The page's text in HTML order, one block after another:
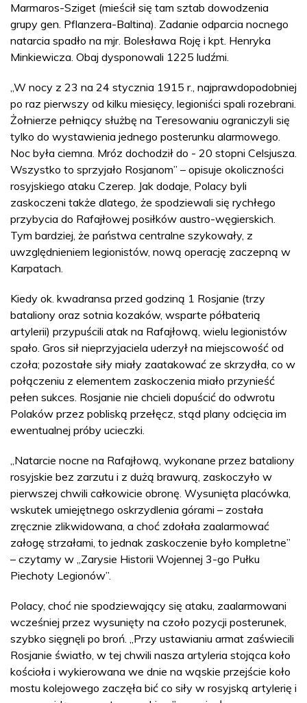
Marmaros-Sziget (mieścił się tam sztab dowodzenia
grupy gen. Pflanzera-Baltina). Zadanie odparcia nocnego
natarcia spadło na mjr. Bolesława Roję i kpt. Henryka
Minkiewicza. Obaj dysponowali 1225 ludźmi.
„W nocy z 23 na 24 stycznia 1915 r., najprawdopodobniej
po raz pierwszy od kilku miesięcy, legioniści spali rozebrani.
Żołnierze pełniący służbę na Teresowaniu ograniczyli się
tylko do wystawienia jednego posterunku alarmowego.
Noc była ciemna. Mróz dochodził do - 20 stopni Celsjusza.
Wszystko to sprzyjało Rosjanom” – opisuje okoliczności
rosyjskiego ataku Czerep. Jak dodaje, Polacy byli
zaskoczeni także dlatego, że spodziewali się rychłego
przybycia do Rafajłowej posiłków austro-węgierskich.
Tym bardziej, że państwa centralne szykowały, z
uwzględnieniem legionistów, nową operację zaczepną w
Karpatach.
Kiedy ok. kwadransa przed godziną 1 Rosjanie (trzy
bataliony oraz sotnia kozaków, wsparte półbaterią
artylerii) przypuścili atak na Rafajłową, wielu legionistów
spało. Gros sił nieprzyjaciela uderzył na miejscowość od
czoła; pozostałe siły miały zaatakować ze skrzydła, co w
połączeniu z elementem zaskoczenia miało przynieść
pełen sukces. Rosjanie nie chcieli dopuścić do odwrotu
Polaków przez pobliską przełęcz, stąd plany odcięcia im
ewentualnej próby ucieczki.
„Natarcie nocne na Rafajłową, wykonane przez bataliony
rosyjskie bez zarzutu i z dużą brawurą, zaskoczyło w
pierwszej chwili całkowicie obronę. Wysunięta placówka,
wskutek umiejętnego oskrzydlenia górami – została
zręcznie zlikwidowana, a choć zdołała zaalarmować
załogę strzałami, to jednak zaskoczenie było kompletne”
– czytamy w „Zarysie Historii Wojennej 3-go Pułku
Piechoty Legionów”.
Polacy, choć nie spodziewający się ataku, zaalarmowani
wcześniej przez wysunięty na czoło pozycji posterunek,
szybko sięgnęli po broń. „Przy ustawianiu armat zaświecili
Rosjanie światło, w tej chwili nasza artyleria stojąca koło
kościoła i wykierowana we dnie na wąskie przejście koło
mostu kolejowego zaczęła bić co siły w rosyjską artylerię i